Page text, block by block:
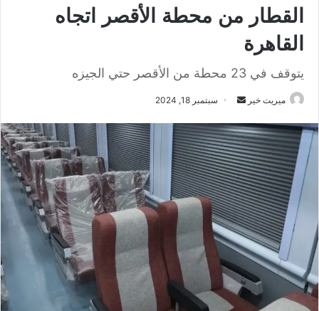
القطار من محطة الأقصر اتجاه
القاهرة
يتوقف في 23 محطة من الأقصر حتي الجيزه
ميريت خير
س
ل
ب
ر
ي
د
ا
إ
ل
ك
سبتمبر 18, 2024